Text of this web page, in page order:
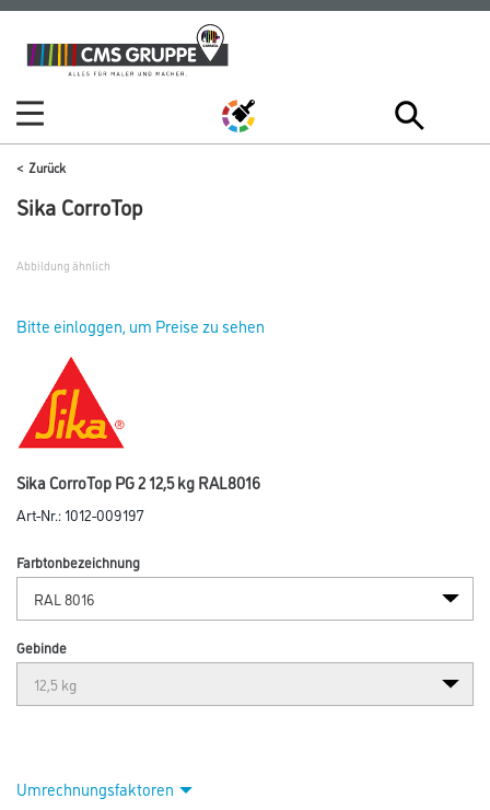
Zum
Inhalt
Zum
Navigationsmenü
Zurück
Sika CorroTop
Abbildung ähnlich
Bitte einloggen, um Preise zu sehen
Sika CorroTop PG 2 12,5 kg RAL8016
Art-Nr.:1012-009197
Farbtonbezeichnung
Gebinde
Umrechnungsfaktoren